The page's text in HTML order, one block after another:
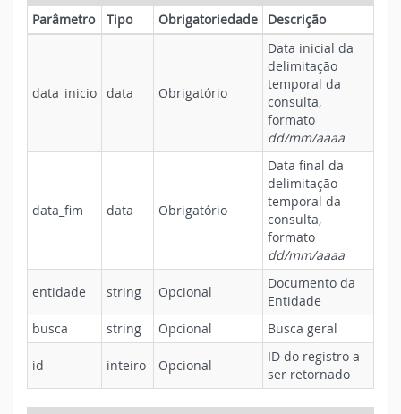
Parâmetro
Tipo Obrigatoriedade Descrição
data_inicio data Obrigatório
Data inicial da
delimitação
temporal da
consulta,
formato
dd/mm/aaaa
data_fim data Obrigatório
Data final da
delimitação
temporal da
consulta,
formato
dd/mm/aaaa
entidade string Opcional
Documento da
Entidade
busca
string Opcional Busca geral
id inteiro Opcional
ID do registro a
ser retornado